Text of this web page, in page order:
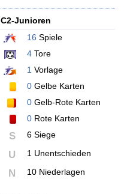
C2-Junioren
16 Spiele
4Tore
1 Vorlage
0Gelbe Karten
0Gelb-Rote Karten
0Rote Karten
S 6 Siege
U 1 Unentschieden
N 10 Niederlagen